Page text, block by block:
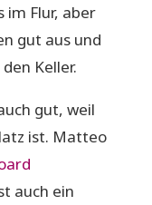
im Flur, aber
gut aus und
Keller.
gut, weil
ist. Matteo
auch ein